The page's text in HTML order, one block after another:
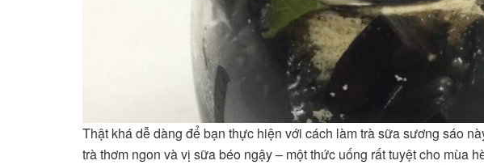
Thật khá dễ dàng để bạn thực hiện với cách làm trà sữa sương sáo
trà thơm ngon và vị sữa béo ngậy – một thức uống rất tuyệt cho mùa